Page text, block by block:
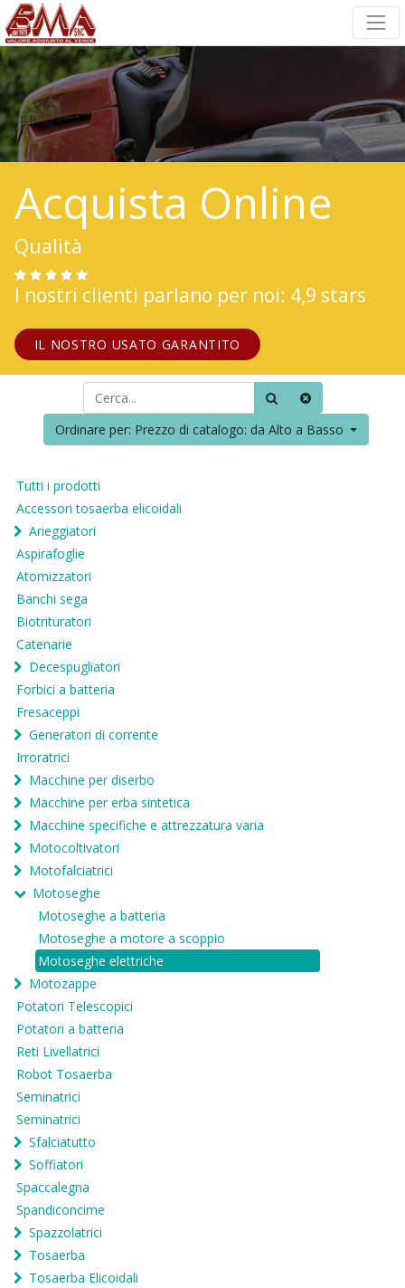
Acquista Online
Qualità
I nostri clienti parlano per noi: 4,9 stars
IL NOSTRO USATO GARANTITO
Ordinare per: Prezzo di catalogo: da Alto a Basso
Tutti i prodotti
Accessori tosaerba elicoidali
Arieggiatori
Aspirafoglie
Atomizzatori
Banchi sega
Biotrituratori
Catenarie
Decespugliatori
Forbici a batteria
Fresaceppi
Generatori di corrente
Irroratrici
Macchine per diserbo
Macchine per erba sintetica
Macchine specifiche e attrezzatura varia
Motocoltivatori
Motofalciatrici
Motoseghe
Motoseghe a batteria
Motoseghe a motore a scoppio
Motoseghe elettriche
Motozappe
Potatori Telescopici
Potatori a batteria
Reti Livellatrici
Robot Tosaerba
Seminatrici
Seminatrici
Sfalciatutto
Soffiatori
Spaccalegna
Spandiconcime
Spazzolatrici
Tosaerba
Tosaerba Elicoidali